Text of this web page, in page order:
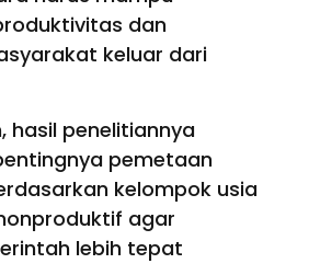
dan
keluar dari
hasil penelitiannya
pemetaan
kelompok usia
agar
lebih tepat